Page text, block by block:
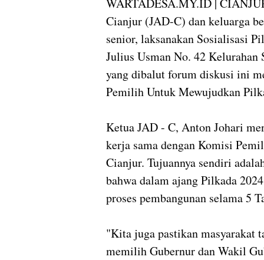
WARTADESA.MY.ID |
Cianjur (JAD-C) dan keluarga
senior, laksanakan Sosialisasi
Julius Usman No. 42 Kelurahan
yang dibalut forum diskusi ini
Pemilih Untuk Mewujudkan
Ketua JAD - C, Anton Johari
kerja sama dengan Komisi
Cianjur. Tujuannya sendiri
bahwa dalam ajang Pilkada
proses pembangunan selama 5
"Kita juga pastikan masyarakat
memilih Gubernur dan Wakil